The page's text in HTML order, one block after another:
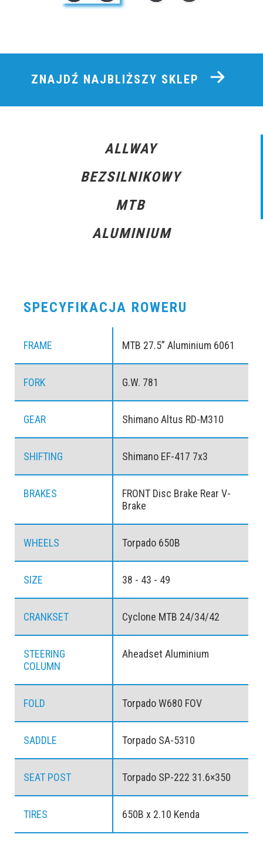
ZNAJDŹ NAJBLIŻSZY SKLEP
ALLWAY
BEZSILNIKOWY
MTB
ALUMINIUM
SPECYFIKACJA ROWERU
FRAME MTB 27.5” Aluminium 6061
FORK G.W. 781
GEAR Shimano Altus RD-M310
SHIFTING Shimano EF-417 7x3
BRAKES
FRONT Disc Brake Rear V-
Brake
WHEELS Torpado 650B
SIZE 38 - 43 - 49
CRANKSET Cyclone MTB 24/34/42
STEERING
COLUMN
Aheadset Aluminium
FOLD Torpado W680 FOV
SADDLE Torpado SA-5310
SEAT POST Torpado SP-222 31.6×350
TIRES 650B x 2.10 Kenda